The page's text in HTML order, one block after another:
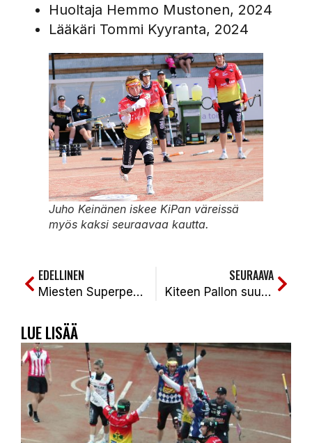
Huoltaja Hemmo Mustonen, 2024
Lääkäri Tommi Kyyranta, 2024
Juho Keinänen iskee KiPan väreissä
myös kaksi seuraavaa kautta.
EDELLINEN
Miesten Superpesiksen alkusarjan kahteen viimeiseen viikkoon lähdetään jännittävistä asetelmista – KiPa taistelee paikasta ylemmässä loppusarjassa
SEURAAVA
Kiteen Pallon suurarpajaisten voittajat selvillä
LUE LISÄÄ